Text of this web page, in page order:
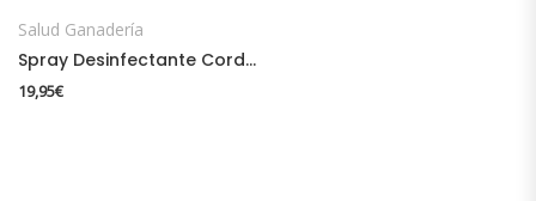
Salud Ganadería
Spray Desinfectante Cordón Umbilical
19,95€